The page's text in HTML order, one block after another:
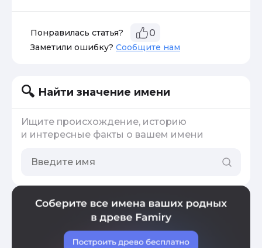
Понравилась статья? 0
Заметили ошибку? Сообщите нам
Найти значение имени
Ищите происхождение, историю
и интересные факты о вашем имени